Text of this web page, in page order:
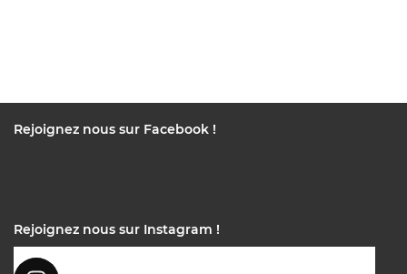
Rejoignez nous sur Facebook !
Rejoignez nous sur Instagram !